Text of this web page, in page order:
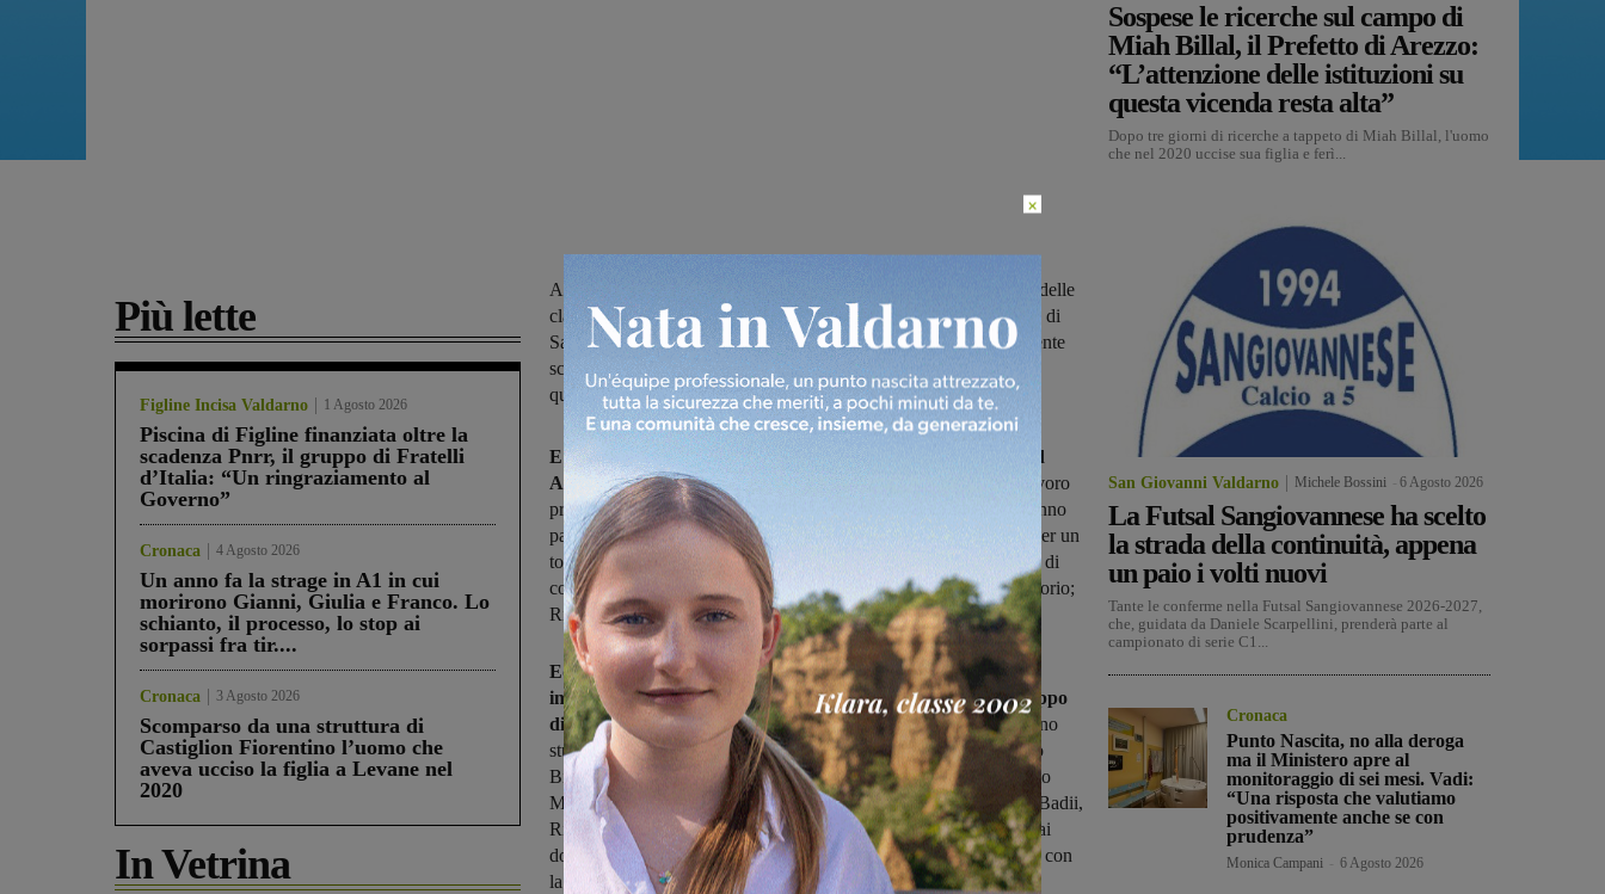
Più lette
Figline Incisa Valdarno 1 Agosto 2026
Piscina di Figline finanziata oltre la
scadenza Pnrr, il gruppo di Fratelli
d’Italia: “Un ringraziamento al
Governo”
Cronaca 4 Agosto 2026
Un anno fa la strage in A1 in cui
morirono Gianni, Giulia e Franco. Lo
schianto, il processo, lo stop ai
sorpassi fra tir....
Cronaca 3 Agosto 2026
Scomparso da una struttura di
Castiglion Fiorentino l’uomo che
aveva ucciso la figlia a Levane nel
2020
In Vetrina
A vincere è il progetto di una stampante 3d realizzato da studenti delle
classi III e IV elettronici e III e IV informatici dell’Istituto Ferraris di
San Giovanni. Con loro questa mattina a ritirare il premio il dirigente
scolastico professor Pierazzi e i docenti che li hanno affiancati in
questo percorso
E' valdarnese uno dei quattro progetti premiati stamattina ad
Arezzonell'ambito della 24esima edizione del progetto scuola-lavoro
promosso dalla Camera di Commercio. Un'edizione alla quale hanno
partecipato 11 istituti secondari superiori della provincia aretina, per un
totale di 29 classi, 300 studenti e 34 insegnanti. Quattro gli ambiti di
concorso: Innovazione tecnologica e gestionale; Ambiente e territorio;
Ricerca e design; Cultura e turismo.
Ed è proprio nel settore dell'innovazione tecnologica che si è
imposto il progetto di una stampante 3d realizzato da un gruppo
di studenti dell'Istituto Ferraris di San Giovanni.Gli autori sono
studenti delle classi III e IV di elettornica e di informatica: Alessio
Bigini, Emanuel Chirila, George Sirbu, Valerio Ginestroni, Alessio
Mealli, Claudio Meniconi, Matteo Arnetoli, Sejdi Shehaj, Marco Badii,
Riccardo De Leo, Aleksander Cane, che hanno lavorato insieme ai
docenti Luciano Tollerettti, Stefano Batelli e Carmelo Miglietta, e con
la collaborazione di Alessio Nesterini della N.B.N.Automazione,
Sospese le ricerche sul campo di
Miah Billal, il Prefetto di Arezzo:
“L’attenzione delle istituzioni su
questa vicenda resta alta”
Dopo tre giorni di ricerche a tappeto di Miah Billal, l'uomo
che nel 2020 uccise sua figlia e ferì...
San Giovanni Valdarno Michele Bossini 6 Agosto 2026
La Futsal Sangiovannese ha scelto
la strada della continuità, appena
un paio i volti nuovi
Tante le conferme nella Futsal Sangiovannese 2026-2027,
che, guidata da Daniele Scarpellini, prenderà parte al
campionato di serie C1...
Cronaca
Punto Nascita, no alla deroga
ma il Ministero apre al
monitoraggio di sei mesi. Vadi:
“Una risposta che valutiamo
positivamente anche se con
prudenza”
Monica Campani 6 Agosto 2026
×